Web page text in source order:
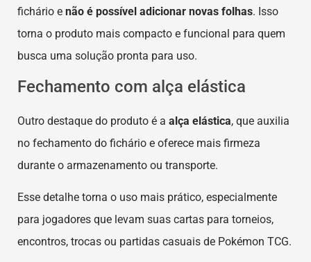
fichário e não é possível adicionar novas folhas. Isso
torna o produto mais compacto e funcional para quem
busca uma solução pronta para uso.
Fechamento com alça elástica
Outro destaque do produto é a alça elástica, que auxilia
no fechamento do fichário e oferece mais firmeza
durante o armazenamento ou transporte.
Esse detalhe torna o uso mais prático, especialmente
para jogadores que levam suas cartas para torneios,
encontros, trocas ou partidas casuais de Pokémon TCG.